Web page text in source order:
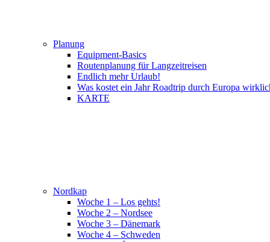
Planung
Equipment-Basics
Routenplanung für Langzeitreisen
Endlich mehr Urlaub!
Was kostet ein Jahr Roadtrip durch Europa
KARTE
Nordkap
Woche 1 – Los gehts!
Woche 2 – Nordsee
Woche 3 – Dänemark
Woche 4 – Schweden